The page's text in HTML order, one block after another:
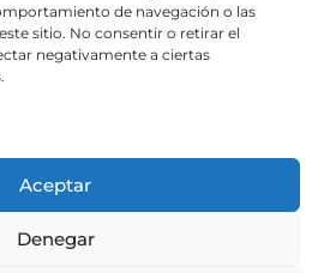
de navegación o las
sitio. No consentir o retirar el
negativamente a ciertas
Aceptar
Denegar